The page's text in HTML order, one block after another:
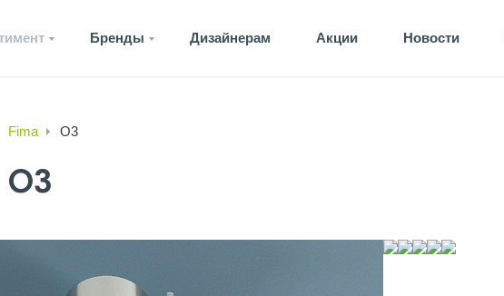
Бренды Дизайнерам Акции Новости
Fima O3
O3